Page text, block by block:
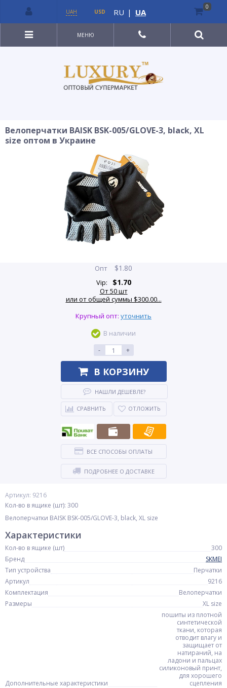
МЕНЮ
Велоперчатки BAISK BSK-005/GLOVE-3, black, XL
size оптом в Украине
Артикул: 9216
Кол-во в ящике (шт): 300
Велоперчатки BAISK BSK-005/GLOVE-3, black, XL size
Опт $1.80
Vip: $1.70
От 50 шт
или от общей суммы $300.00...
Крупный опт: уточнить
В наличии
-
+
В КОРЗИНУ
НАШЛИ ДЕШЕВЛЕ?
СРАВНИТЬ ОТЛОЖИТЬ
ВСЕ СПОСОБЫ ОПЛАТЫ
ПОДРОБНЕЕ О ДОСТАВКЕ
Характеристики
Кол-во в ящике (шт)
300
Бренд
SKMEI
Тип устройства
Перчатки
Артикул
9216
Комплектация
Велоперчатки
Размеры
XL size
Дополнительные характеристики
пошиты из плотной
синтетической
ткани, которая
отводит влагу и
защищает от
натираний, на
ладони и пальцах
силиконовый принт,
для хорошего
сцепления
UAH USD RU | UA
0